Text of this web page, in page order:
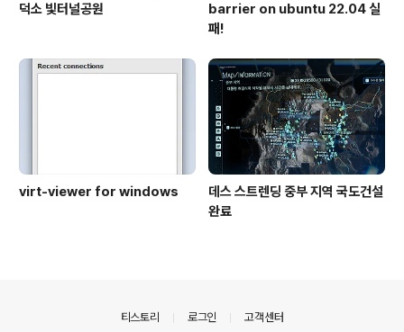
덕소 빛터널공원
barrier on ubuntu 22.04 실
패!
virt-viewer for windows
데스 스트렌딩 중부 지역 국도건설
완료
티스토리 로그인 고객센터